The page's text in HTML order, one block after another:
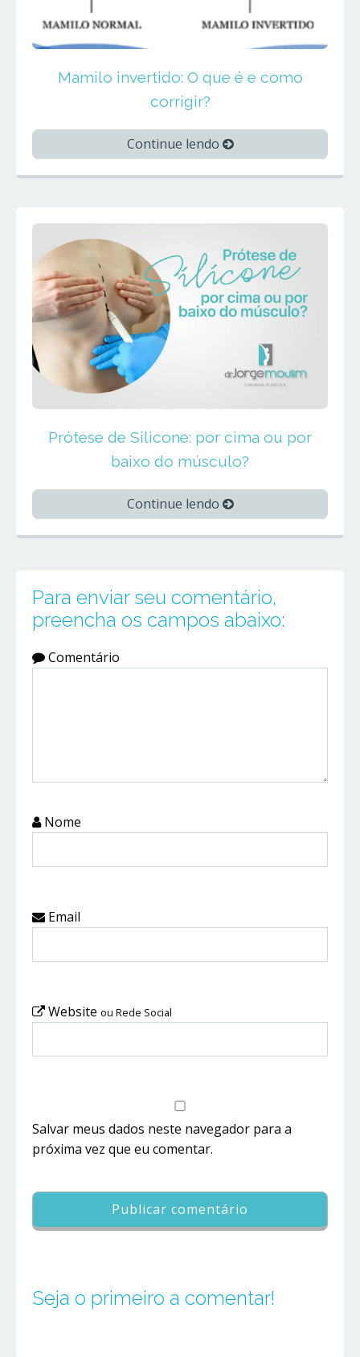
Mamilo invertido: O que é e como
corrigir?
Continue lendo
Prótese de Silicone: por cima ou por
baixo do músculo?
Continue lendo
Para enviar seu comentário,
preencha os campos abaixo:
Comentário
Nome
Email
Website ou Rede Social
Salvar meus dados neste navegador para a
próxima vez que eu comentar.
Seja o primeiro a comentar!